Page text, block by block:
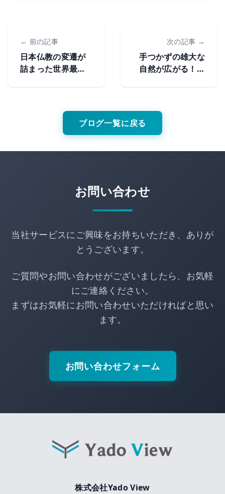
← 前の記事
日本仏教の変遷が
詰まった世界最古
次の記事 →
手つかずの雄大な
自然が広がる！知
ブログ一覧に戻る
お問い合わせ
当社サービスにご興味をお持ちいただき、ありが
とうございます。
ご質問やお問い合わせがございましたら、お気軽
にご連絡ください。
まずはお気軽にお問い合わせいただければと思い
ます。
お問い合わせフォーム
株式会社Yado View